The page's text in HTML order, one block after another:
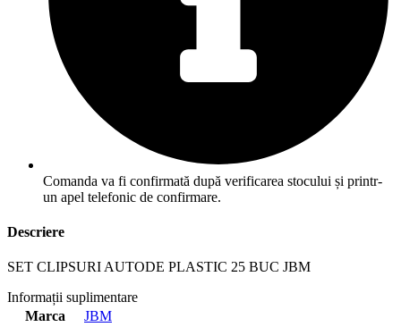
Comanda va fi confirmată după verificarea stocului și printr-
un apel telefonic de confirmare.
Descriere
SET CLIPSURI AUTODE PLASTIC 25 BUC JBM
Informații suplimentare
Marca
JBM